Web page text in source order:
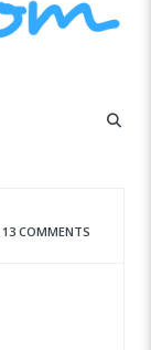
13 COMMENTS